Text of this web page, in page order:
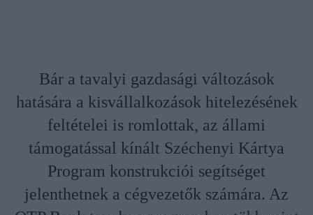
Bár a tavalyi gazdasági változások
hatására a kisvállalkozások hitelezésének
feltételei is romlottak, az állami
támogatással kínált Széchenyi Kártya
Program konstrukciói segítséget
jelenthetnek a cégvezetők számára. Az